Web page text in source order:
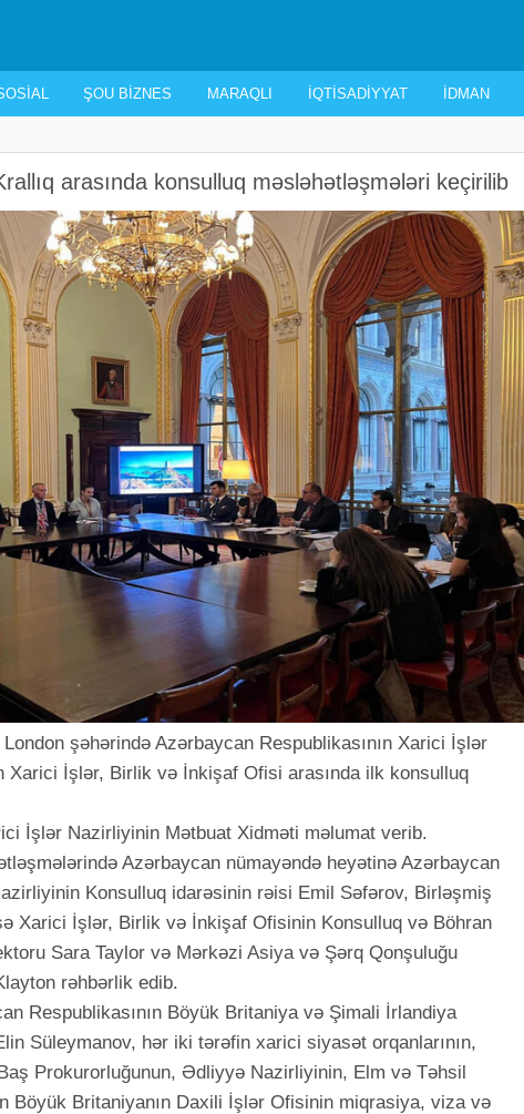
ŞOU BIZNES MARAQLI İQTISADIYYAT İDMAN
arasında konsulluq məsləhətləşmələri keçirilib
şəhərində Azərbaycan Respublikasının Xarici İşlər
Xarici İşlər, Birlik və İnkişaf Ofisi arasında ilk konsulluq
İşlər Nazirliyinin Mətbuat Xidməti məlumat verib.
Azərbaycan nümayəndə heyətinə Azərbaycan
Konsulluq idarəsinin rəisi Emil Səfərov, Birləşmiş
Xarici İşlər, Birlik və İnkişaf Ofisinin Konsulluq və Böhran
Sara Taylor və Mərkəzi Asiya və Şərq Qonşuluğu
rəhbərlik edib.
Respublikasının Böyük Britaniya və Şimali İrlandiya
Süleymanov, hər iki tərəfin xarici siyasət orqanlarının,
Prokurorluğunun, Ədliyyə Nazirliyinin, Elm və Təhsil
Böyük Britaniyanın Daxili İşlər Ofisinin miqrasiya, viza və